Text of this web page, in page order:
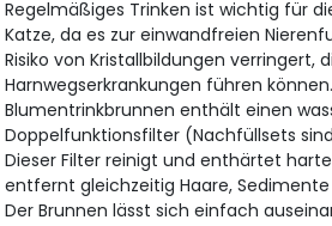
Regelmäßiges Trinken ist wichtig für
Katze, da es zur einwandfreien
Risiko von Kristallbildungen verringert,
Harnwegserkrankungen führen
Blumentrinkbrunnen enthält einen
Doppelfunktionsfilter (Nachfüllsets
Dieser Filter reinigt und enthärtet
entfernt gleichzeitig Haare,
Der Brunnen lässt sich einfach